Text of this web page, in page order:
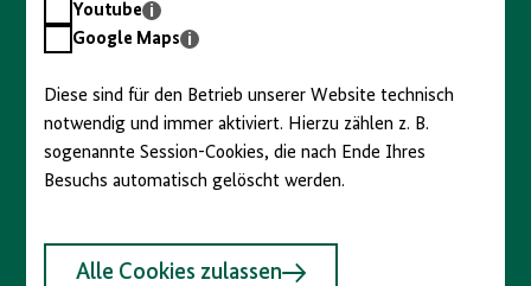
Webstatistik
Youtube
Youtube
GoogleGoogle Maps
Diese sind für den Betrieb unserer Website technisch
notwendig und immer aktiviert. Hierzu zählen z. B.
sogenannte Session-Cookies, die nach Ende Ihres
Besuchs automatisch gelöscht werden.
Alle Cookies zulassen